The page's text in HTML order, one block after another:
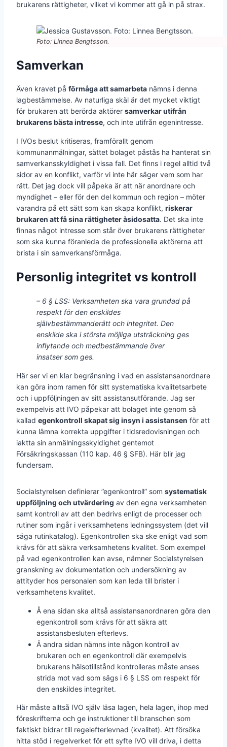
brukarens rättigheter, vilket vi kommer att gå in på strax.
Foto: Linnea Bengtsson.
Samverkan
Även kravet på förmåga att samarbeta nämns i denna
lagbestämmelse. Av naturliga skäl är det mycket viktigt
för brukaren att berörda aktörer samverkar utifrån
brukarens bästa intresse, och inte utifrån egenintresse.
I IVOs beslut kritiseras, framförallt genom
kommunanmälningar, sättet bolaget påstås ha hanterat sin
samverkansskyldighet i vissa fall. Det finns i regel alltid två
sidor av en konflikt, varför vi inte här säger vem som har
rätt. Det jag dock vill påpeka är att när anordnare och
myndighet – eller för den del kommun och region – möter
varandra på ett sätt som kan skapa konflikt, riskerar
brukaren att få sina rättigheter åsidosatta. Det ska inte
finnas något intresse som står över brukarens rättigheter
som ska kunna föranleda de professionella aktörerna att
brista i sin samverkansförmåga.
Personlig integritet vs kontroll
– 6 § LSS: Verksamheten ska vara grundad på
respekt för den enskildes
självbestämmanderätt och integritet. Den
enskilde ska i största möjliga utsträckning ges
inflytande och medbestämmande över
insatser som ges.
Här ser vi en klar begränsning i vad en assistansanordnare
kan göra inom ramen för sitt systematiska kvalitetsarbete
och i uppföljningen av sitt assistansutförande. Jag ser
exempelvis att IVO påpekar att bolaget inte genom så
kallad egenkontroll skapat sig insyn i assistansen för att
kunna lämna korrekta uppgifter i tidsredovisningen och
iaktta sin anmälningsskyldighet gentemot
Försäkringskassan (110 kap. 46 § SFB). Här blir jag
fundersam.
Socialstyrelsen definierar ”egenkontroll” som systematisk
uppföljning och utvärdering av den egna verksamheten
samt kontroll av att den bedrivs enligt de processer och
rutiner som ingår i verksamhetens ledningssystem (det vill
säga rutinkatalog). Egenkontrollen ska ske enligt vad som
krävs för att säkra verksamhetens kvalitet. Som exempel
på vad egenkontrollen kan avse, nämner Socialstyrelsen
granskning av dokumentation och undersökning av
attityder hos personalen som kan leda till brister i
verksamhetens kvalitet.
Å ena sidan ska alltså assistansanordnaren göra den
egenkontroll som krävs för att säkra att
assistansbesluten efterlevs.
Å andra sidan nämns inte någon kontroll av
brukaren och en egenkontroll där exempelvis
brukarens hälsotillstånd kontrolleras måste anses
strida mot vad som sägs i 6 § LSS om respekt för
den enskildes integritet.
Här måste alltså IVO själv läsa lagen, hela lagen, ihop med
föreskrifterna och ge instruktioner till branschen som
faktiskt bidrar till regelefterlevnad (kvalitet). Att försöka
hitta stöd i regelverket för ett syfte IVO vill driva, i detta